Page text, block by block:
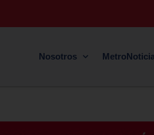
Nosotros